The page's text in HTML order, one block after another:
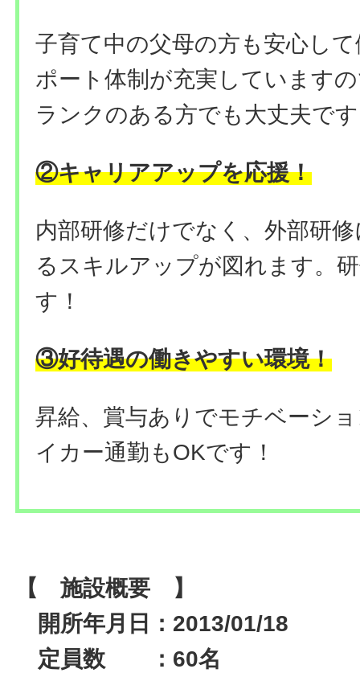
子育て中の父母の方も安心し
ポート体制が充実しています
ランクのある方でも大丈夫で
②キャリアアップを応援！
内部研修だけでなく、外部研
るスキルアップが図れます。
す！
③好待遇の働きやすい環境！
昇給、賞与ありでモチベーシ
イカー通勤もOKです！
【 施設概要 】
開所年月日：2013/01/18
定員数 ：60名